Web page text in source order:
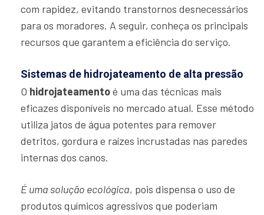
com rapidez, evitando transtornos desnecessários
para os moradores. A seguir, conheça os principais
recursos que garantem a eficiência do serviço.
Sistemas de hidrojateamento de alta pressão
O hidrojateamentoé uma das técnicas mais
eficazes disponíveis no mercado atual. Esse método
utiliza jatos de água potentes para remover
detritos, gordura e raízes incrustadas nas paredes
internas dos canos.
É uma solução ecológica, pois dispensa o uso de
produtos químicos agressivos que poderiam